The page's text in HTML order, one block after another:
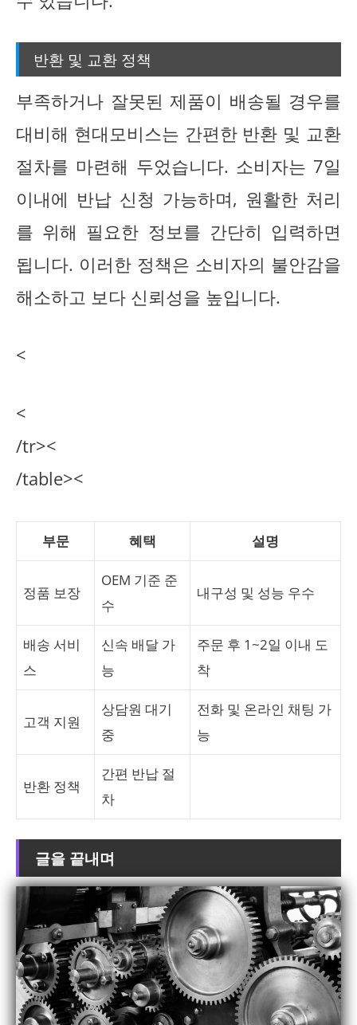
반환 및 교환 정책
부족하거나 잘못된 제품이 배송될 경우를
대비해 현대모비스는 간편한 반환 및 교환
절차를 마련해 두었습니다. 소비자는 7일
이내에 반납 신청 가능하며, 원활한 처리
를 위해 필요한 정보를 간단히 입력하면
됩니다. 이러한 정책은 소비자의 불안감을
해소하고 보다 신뢰성을 높입니다.
<
<
/tr><
/table><
부문 혜택 설명
정품 보장
OEM 기준 준
수
내구성 및 성능 우수
배송 서비
스
신속 배달 가
능
주문 후 1~2일 이내 도
착
고객 지원
상담원 대기
중
전화 및 온라인 채팅 가
능
반환 정책
간편 반납 절
차
글을 끝내며